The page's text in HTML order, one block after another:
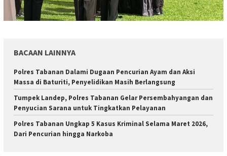
BACAAN LAINNYA
Polres Tabanan Dalami Dugaan Pencurian Ayam dan Aksi
Massa di Baturiti, Penyelidikan Masih Berlangsung
Tumpek Landep, Polres Tabanan Gelar Persembahyangan dan
Penyucian Sarana untuk Tingkatkan Pelayanan
Polres Tabanan Ungkap 5 Kasus Kriminal Selama Maret 2026,
Dari Pencurian hingga Narkoba